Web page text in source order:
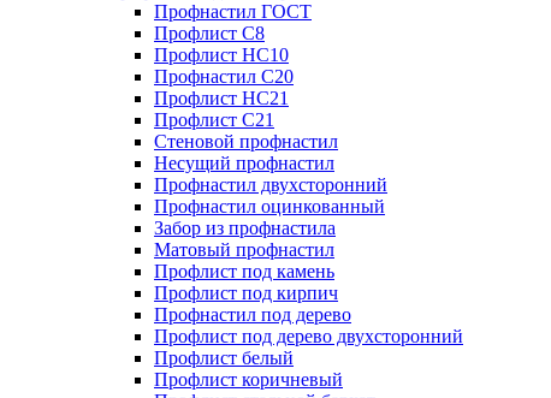
Профнастил ГОСТ
Профлист С8
Профлист НС10
Профнастил С20
Профлист НС21
Профлист С21
Стеновой профнастил
Несущий профнастил
Профнастил двухсторонний
Профнастил оцинкованный
Забор из профнастила
Матовый профнастил
Профлист под камень
Профлист под кирпич
Профнастил под дерево
Профлист под дерево двухсторонний
Профлист белый
Профлист коричневый